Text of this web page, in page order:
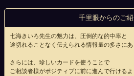
千里眼からのご
七海きいろ先生の魅力は、圧倒的な的中率と
途切れることなく伝えられる情報量の多さにあ
さらには、珍しいカードを使うことで
ご相談者様がポジティブに前に進んで行けるよ